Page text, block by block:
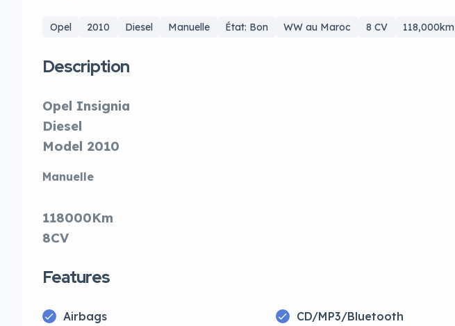
Opel 2010 Diesel Manuelle État: Bon WW au Maroc 8 CV 118,000km
Description
Opel Insignia
Diesel
Model 2010
Manuelle
118000Km
8CV
Features
Airbags CD/MP3/Bluetooth